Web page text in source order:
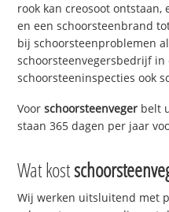
rook kan creosoot
en een schoorsteenbrand
bij schoorsteenproblemen
schoorsteenvegersbedrijf in
schoorsteeninspecties ook
Voorschoorsteenveger belt
staan 365 dagen per jaar
Wat kost
Wij werken uitsluitend met